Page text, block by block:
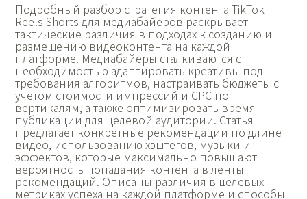
Подробный разбор стратегия контента TikTok
Reels Shorts для медиабайеров раскрывает
тактические различия в подходах к созданию и
размещению видеоконтента на каждой
платформе. Медиабайеры сталкиваются с
необходимостью адаптировать креативы под
требования алгоритмов, настраивать бюджеты с
учетом стоимости импрессий и CPC по
вертикалям, а также оптимизировать время
публикации для целевой аудитории. Статья
предлагает конкретные рекомендации по длине
видео, использованию хэштегов, музыки и
эффектов, которые максимально повышают
вероятность попадания контента в ленты
рекомендаций. Описаны различия в целевых
метриках успеха на каждой платформе и способы